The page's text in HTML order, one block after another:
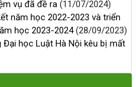
lý, khai thác
CÁC THỦ TỤC HÀNH
vụ đã đề ra (11/07/2024)
năm học 2022-2023 và triển
học 2023-2024(28/09/2023)
Đại học Luật Hà Nội kêu bị mất
dân xã Cư Pơng đặt niềm tin